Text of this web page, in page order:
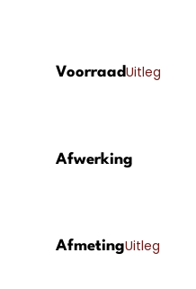
VoorraadUitleg
Afwerking
AfmetingUitleg